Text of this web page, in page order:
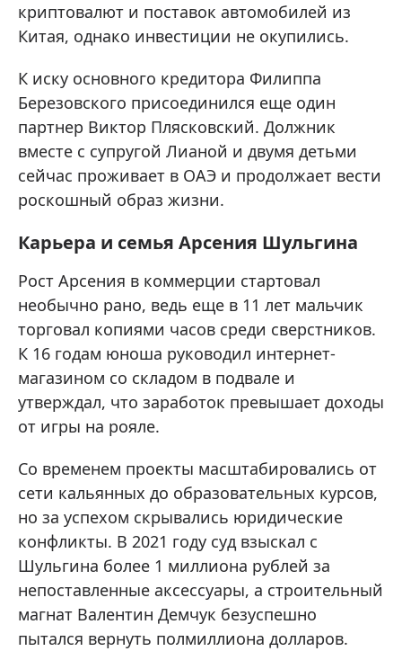
криптовалют и поставок автомобилей из
Китая, однако инвестиции не окупились.
К иску основного кредитора Филиппа
Березовского присоединился еще один
партнер Виктор Плясковский. Должник
вместе с супругой Лианой и двумя детьми
сейчас проживает в ОАЭ и продолжает вести
роскошный образ жизни.
Карьера и семья Арсения Шульгина
Рост Арсения в коммерции стартовал
необычно рано, ведь еще в 11 лет мальчик
торговал копиями часов среди сверстников.
К 16 годам юноша руководил интернет-
магазином со складом в подвале и
утверждал, что заработок превышает доходы
от игры на рояле.
Со временем проекты масштабировались от
сети кальянных до образовательных курсов,
но за успехом скрывались юридические
конфликты. В 2021 году суд взыскал с
Шульгина более 1 миллиона рублей за
непоставленные аксессуары, а строительный
магнат Валентин Демчук безуспешно
пытался вернуть полмиллиона долларов.